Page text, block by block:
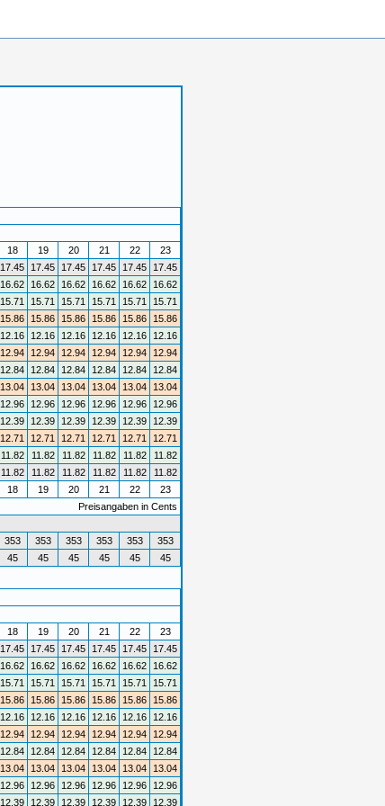
18 19 20 21 22
23
17.45 17.45 17.45 17.45 17.45
17.45
16.62 16.62 16.62 16.62 16.62
16.62
15.71 15.71 15.71 15.71 15.71
15.71
15.86 15.86 15.86 15.86 15.86
15.86
12.16 12.16 12.16 12.16 12.16
12.16
12.94 12.94 12.94 12.94 12.94
12.94
12.84 12.84 12.84 12.84 12.84
12.84
13.04 13.04 13.04 13.04 13.04
13.04
12.96 12.96 12.96 12.96 12.96
12.96
12.39 12.39 12.39 12.39 12.39
12.39
12.71 12.71 12.71 12.71 12.71
12.71
11.82 11.82 11.82 11.82 11.82
11.82
11.82 11.82 11.82 11.82 11.82
11.82
18 19 20 21 22
23
Preisangaben in Cents
353 353 353 353 353
353
45 45 45 45 45 45
18 19 20 21 22
23
17.45 17.45 17.45 17.45 17.45
17.45
16.62 16.62 16.62 16.62 16.62
16.62
15.71 15.71 15.71 15.71 15.71
15.71
15.86 15.86 15.86 15.86 15.86
15.86
12.16 12.16 12.16 12.16 12.16
12.16
12.94 12.94 12.94 12.94 12.94
12.94
12.84 12.84 12.84 12.84 12.84
12.84
13.04 13.04 13.04 13.04 13.04
13.04
12.96 12.96 12.96 12.96 12.96
12.96
12.39 12.39 12.39 12.39 12.39 12.39